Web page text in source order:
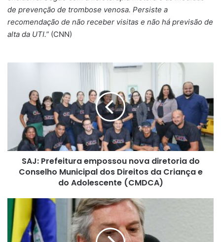
de prevenção de trombose venosa. Persiste a
recomendação de não receber visitas e não há previsão de
alta da UTI.” (CNN)
empossou
diretoria
Conselho
Municipal
dos
Direitos
do
Adolescente
(CMDCA)
SAJ: Prefeitura empossou nova diretoria do
Conselho Municipal dos Direitos da Criança e
do Adolescente (CMDCA)
Alexandre
de
Moraes
determina